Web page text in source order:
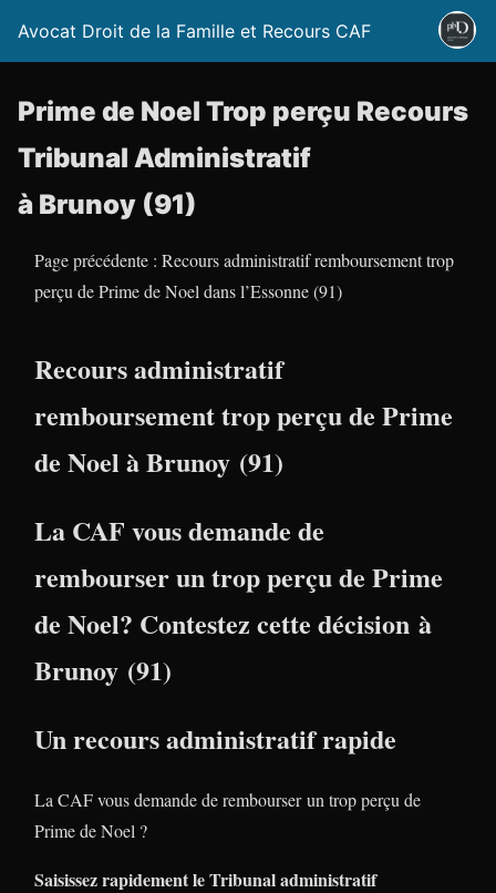
Avocat Droit de la Famille et Recours CAF
Prime de Noel Trop perçu Recours
Tribunal Administratif
à Brunoy (91)
Page précédente : Recours administratif remboursement trop
perçu de Prime de Noel dans l’Essonne (91)
Recours administratif
remboursement trop perçu de Prime
de Noel à Brunoy (91)
La CAF vous demande de
rembourser un trop perçu de Prime
de Noel? Contestez cette décision à
Brunoy (91)
Un recours administratif rapide
La CAF vous demande de rembourser un trop perçu de
Prime de Noel ?
Saisissez rapidement le Tribunal administratif